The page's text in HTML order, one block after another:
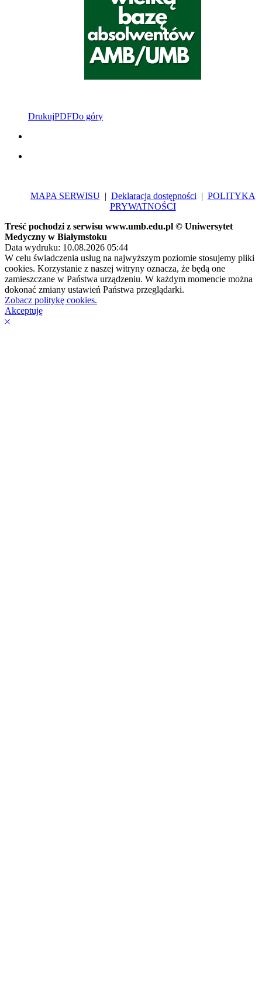
DrukujPDFDo góry
MAPA SERWISU| Deklaracja dostępności | POLITYKA
PRYWATNOŚCI
Treść pochodzi z serwisu www.umb.edu.pl © Uniwersytet
Medyczny w Białymstoku
Data wydruku: 10.08.2026 05:44
W celu świadczenia usług na najwyższym poziomie stosujemy pliki
cookies. Korzystanie z naszej witryny oznacza, że będą one
zamieszczane w Państwa urządzeniu. W każdym momencie można
dokonać zmiany ustawień Państwa przeglądarki.
Zobacz politykę cookies.
Akceptuję